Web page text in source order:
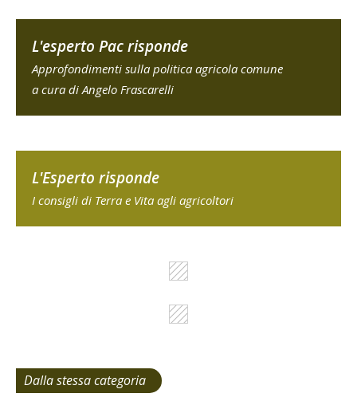
L'esperto Pac risponde
Approfondimenti sulla politica agricola comune
a cura di Angelo Frascarelli
L'Esperto risponde
I consigli di Terra e Vita agli agricoltori
Dalla stessa categoria